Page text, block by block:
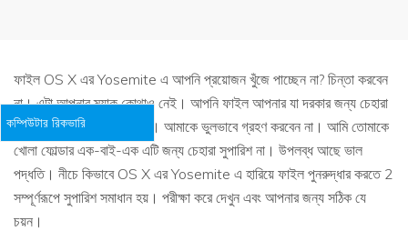
ফাইল OS X এর Yosemite এ আপনি প্রয়োজন খুঁজে পাচ্ছেন না? চিন্তা করবেন
না। এটা আপনার ম্যাক কোথাও নেই। আপনি ফাইল আপনার যা দরকার জন্য চেহারা
কিছু পদ্ধতি চেষ্টা করতে পারেন। আমাকে ভুলভাবে গ্রহণ করবেন না। আমি তোমাকে
খোলা ফোল্ডার এক-বাই-এক এটি জন্য চেহারা সুপারিশ না। উপলব্ধ আছে ভাল
পদ্ধতি। নীচে কিভাবে OS X এর Yosemite এ হারিয়ে ফাইল পুনরুদ্ধার করতে 2
সম্পূর্ণরূপে সুপারিশ সমাধান হয়। পরীক্ষা করে দেখুন এবং আপনার জন্য সঠিক যে
চয়ন।
কম্পিউটার রিকভারি